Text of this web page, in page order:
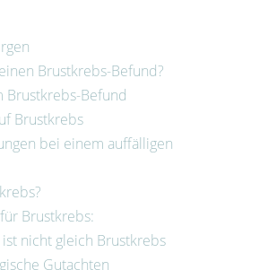
Brustkrebs-Befund?
Brustkrebs-Befund
Brustkrebs
bei einem auffälligen
Brustkrebs:
nicht gleich Brustkrebs
Gutachten